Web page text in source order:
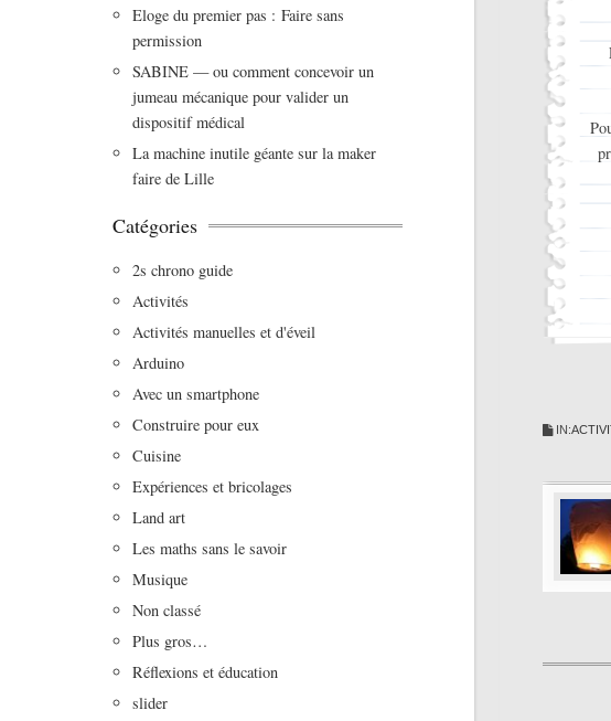
IN:
Eloge du premier pas : Faire sans
permission
SABINE — ou comment concevoir un
jumeau mécanique pour valider un
dispositif médical
La machine inutile géante sur la maker
faire de Lille
Catégories
2s chrono guide
Activités
Activités manuelles et d'éveil
Arduino
Avec un smartphone
Construire pour eux
Cuisine
Expériences et bricolages
Land art
Les maths sans le savoir
Musique
Non classé
Plus gros…
Réflexions et éducation
slider